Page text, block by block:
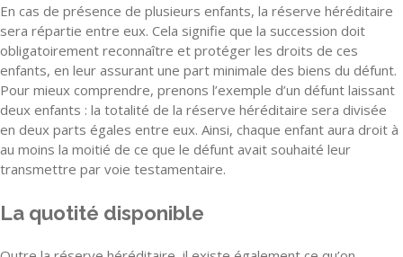
En cas de présence de plusieurs enfants, la réserve héréditaire
sera répartie entre eux. Cela signifie que la succession doit
obligatoirement reconnaître et protéger les droits de ces
enfants, en leur assurant une part minimale des biens du défunt.
Pour mieux comprendre, prenons l’exemple d’un défunt laissant
deux enfants : la totalité de la réserve héréditaire sera divisée
en deux parts égales entre eux. Ainsi, chaque enfant aura droit à
au moins la moitié de ce que le défunt avait souhaité leur
transmettre par voie testamentaire.
La quotité disponible